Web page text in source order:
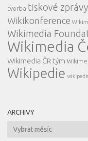
tvorba tiskové zprávy
Wikikonference
Wikimedia
Wikimedia
Wikimedia ČR tým
Wikipedie
ARCHIVY
Archivy